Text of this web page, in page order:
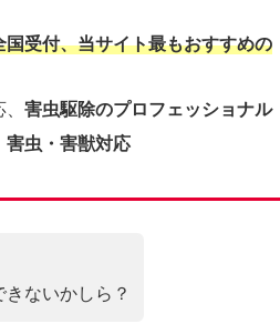
受付、当サイト最もおすすめの
害虫駆除のプロフェッショナル
害虫・害獣対応
ないかしら？